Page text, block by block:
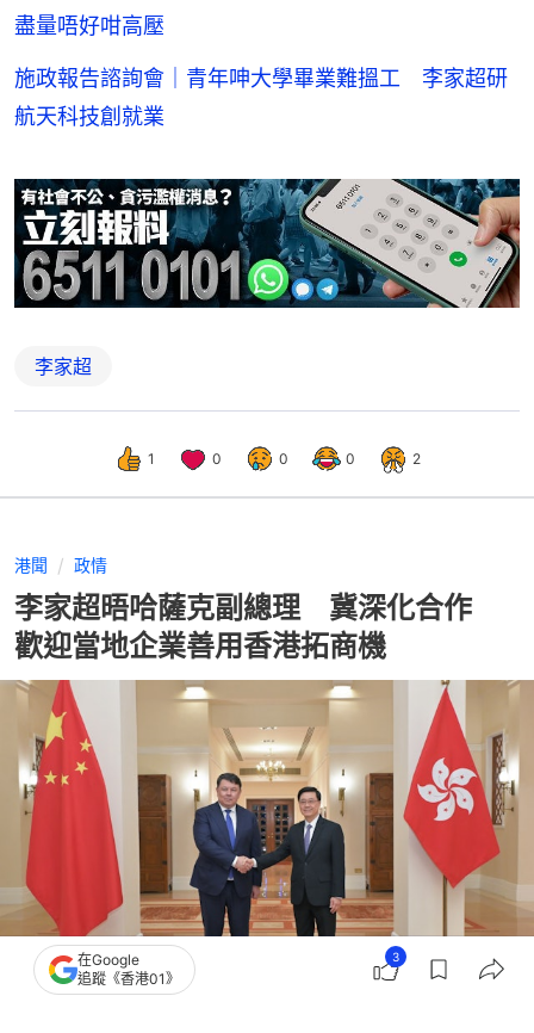
盡量唔好咁高壓
施政報告諮詢會｜青年呻大學畢業難搵工 李家超研
航天科技創就業
李家超
1 0 0 0 2
港聞 政情
李家超晤哈薩克副總理 冀深化合作
歡迎當地企業善用香港拓商機
撰文：文維廣
在Google
追蹤《香港01》
3